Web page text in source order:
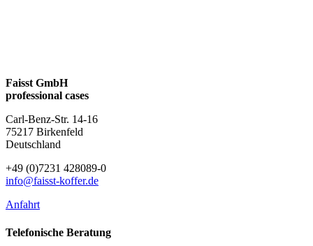
Faisst GmbH
professional cases
Carl-Benz-Str. 14-16
75217 Birkenfeld
Deutschland
+49 (0)7231 428089-0
info@faisst-koffer.de
Anfahrt
Telefonische Beratung